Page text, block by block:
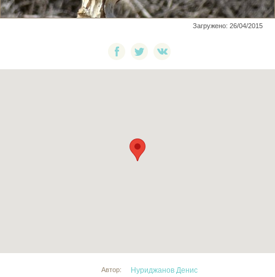
Загружено: 26/04/2015
Автор:
Нуриджанов Денис